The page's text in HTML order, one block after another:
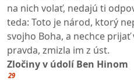
na nich volať, nedajú ti
teda: Toto je národ, ktorý
svojho Boha, a nechce
pravda, zmizla im z úst.
Zločiny v údolí Ben Hinom
29